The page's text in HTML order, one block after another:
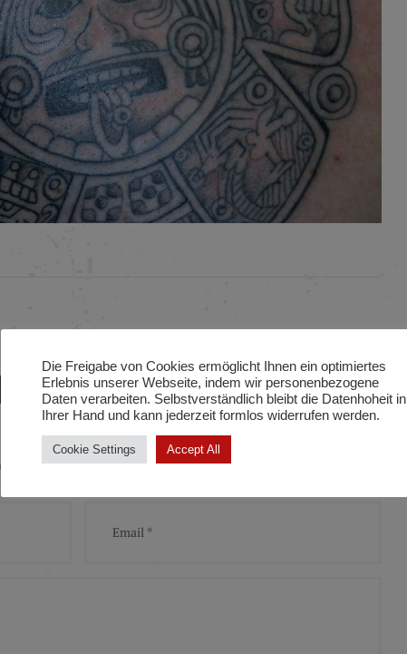
fields are marked *
Die Freigabe von Cookies ermöglicht Ihnen ein optimiertes
Erlebnis unserer Webseite, indem wir personenbezogene
Daten verarbeiten. Selbstverständlich bleibt die Datenhoheit in
Ihrer Hand und kann jederzeit formlos widerrufen werden.
Cookie Settings Accept All